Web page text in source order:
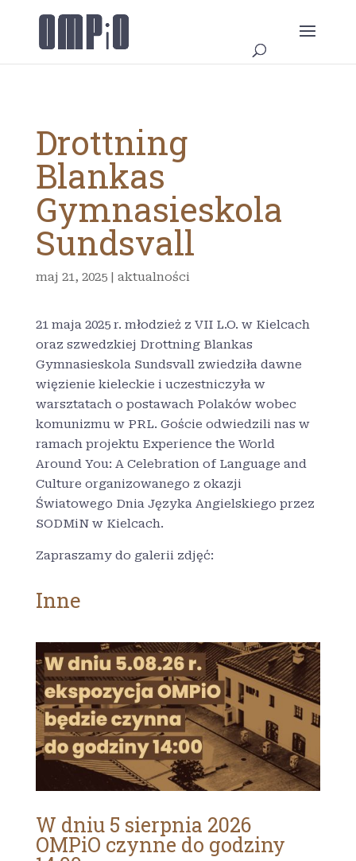
Drottning
Blankas
Gymnasieskola
Sundsvall
maj 21, 2025| aktualności
21 maja 2025 r. młodzież z VII L.O. w Kielcach
oraz szwedzkiej Drottning Blankas
Gymnasieskola Sundsvall zwiedziła dawne
więzienie kieleckie i uczestniczyła w
warsztatach o postawach Polaków wobec
komunizmu w PRL. Goście odwiedzili nas w
ramach projektu Experience the World
Around You: A Celebration of Language and
Culture organizowanego z okazji
Światowego Dnia Języka Angielskiego przez
SODMiN w Kielcach.
Zapraszamy do galerii zdjęć:
Inne
W dniu 5 sierpnia 2026
OMPiO czynne do godziny